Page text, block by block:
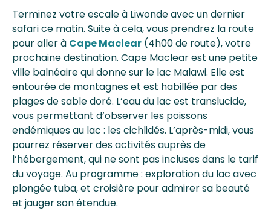
Terminez votre escale à Liwonde avec un dernier
safari ce matin. Suite à cela, vous prendrez la route
pour aller à Cape Maclear (4h00 de route), votre
prochaine destination. Cape Maclear est une petite
ville balnéaire qui donne sur le lac Malawi. Elle est
entourée de montagnes et est habillée par des
plages de sable doré. L’eau du lac est translucide,
vous permettant d’observer les poissons
endémiques au lac : les cichlidés. L’après-midi, vous
pourrez réserver des activités auprès de
l’hébergement, qui ne sont pas incluses dans le tarif
du voyage. Au programme : exploration du lac avec
plongée tuba, et croisière pour admirer sa beauté
et jauger son étendue.